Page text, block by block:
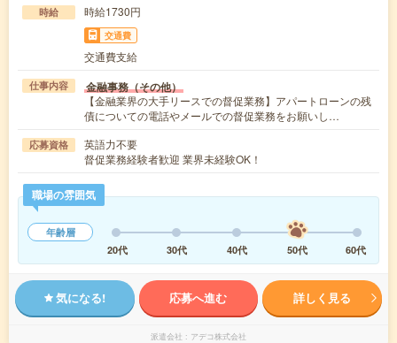
時給 時給1730円
交通費
交通費支給
仕事内容 金融事務（その他）
【金融業界の大手リースでの督促業務】アパートローンの残
債についての電話やメールでの督促業務をお願いし…
応募資格
英語力不要
督促業務経験者歓迎 業界未経験OK！
職場の雰囲気
年齢層
20代
30代 40代 50代 60代
気になる! 応募へ進む 詳しく見る
派遣会社 アデコ株式会社